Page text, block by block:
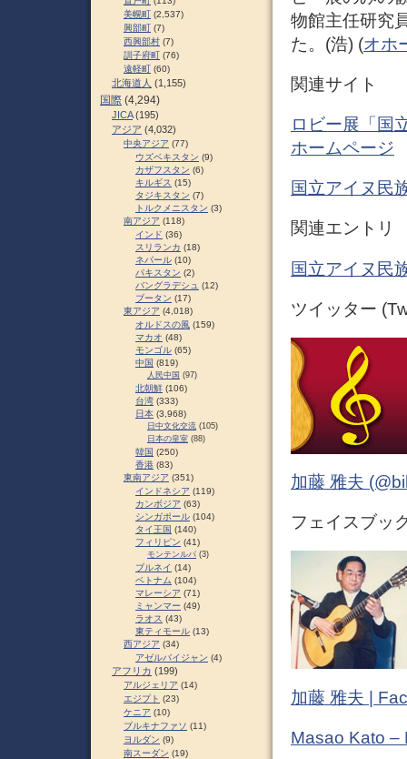
物館主任研究
た。(浩) (オホ
関連サイト
ロビー展「国
ホームページ
国立アイヌ民
関連エントリ
国立アイヌ民
ツイッター
加藤 雅夫
フェイスブッ
加藤 雅夫 |
Masao Kato –
美幌町 (2,537)
興部町 (7)
西興部村 (7)
訓子府町 (76)
遠軽町 (60)
北海道人 (1,155)
国際 (4,294)
JICA(195)
アジア (4,032)
中央アジア (77)
ウズベキスタン (9)
カザフスタン (6)
キルギス (15)
タジキスタン (7)
トルクメニスタン (3)
南アジア (118)
インド (36)
スリランカ (18)
ネパール (10)
パキスタン (2)
バングラデシュ (12)
ブータン (17)
東アジア (4,018)
オルドスの風 (159)
マカオ (48)
モンゴル (65)
中国 (819)
人民中国 (97)
北朝鮮 (106)
台湾 (333)
日本 (3,968)
日中文化交流 (105)
日本の皇室 (88)
韓国 (250)
香港 (83)
東南アジア (351)
インドネシア (119)
カンボジア (63)
シンガポール (104)
タイ王国 (140)
フィリピン (41)
モンテンルパ (3)
ブルネイ (14)
ベトナム (104)
マレーシア (71)
ミャンマー (49)
ラオス (43)
東ティモール (13)
西アジア (34)
アゼルバイジャン (4)
アフリカ (199)
アルジェリア (14)
エジプト (23)
ケニア (10)
ブルキナファソ (11)
ヨルダン (9)
南スーダン (19)